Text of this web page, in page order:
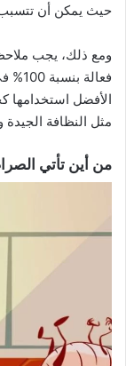
حيث يمكن أن تتسبب
ومع ذلك، يجب
الأفضل استخدامها
مثل النظافة
من أين تأتي